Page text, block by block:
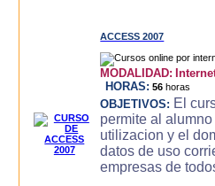
ACCESS 2007
MODALIDAD:
HORAS: 56 horas
OBJETIVOS: El
permite al
utilizacion y el
datos de uso
empresas de